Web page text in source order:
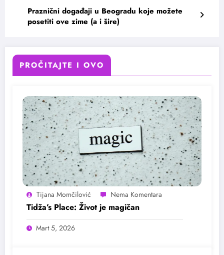
Praznični događaji u Beogradu koje možete
posetiti ove zime (a i šire)
PROČITAJTE I OVO
Tijana Momčilović
Tidža’s Place: Život je magičan
Mart 5, 2026